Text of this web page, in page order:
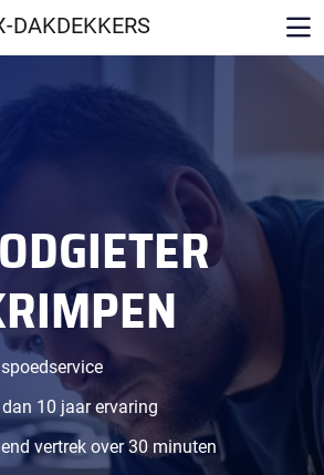
DAKDEKKERS
10 jaar ervaring
vertrek over 30 minuten